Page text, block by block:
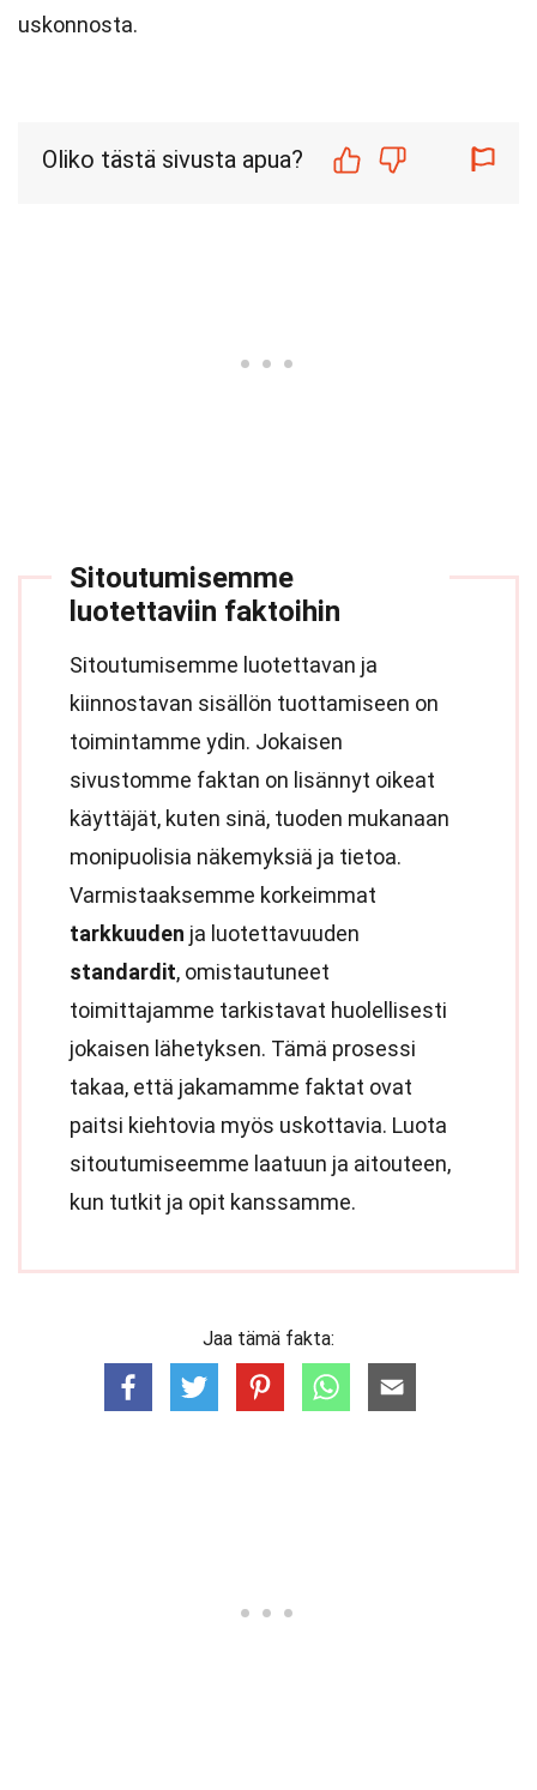
uskonnosta.
Oliko tästä sivusta apua?
Sitoutumisemme
luotettaviin faktoihin
Sitoutumisemme luotettavan ja
kiinnostavan sisällön tuottamiseen on
toimintamme ydin. Jokaisen
sivustomme faktan on lisännyt oikeat
käyttäjät, kuten sinä, tuoden mukanaan
monipuolisia näkemyksiä ja tietoa.
Varmistaaksemme korkeimmat
tarkkuuden ja luotettavuuden
standardit, omistautuneet
toimittajamme tarkistavat huolellisesti
jokaisen lähetyksen. Tämä prosessi
takaa, että jakamamme faktat ovat
paitsi kiehtovia myös uskottavia. Luota
sitoutumiseemme laatuun ja aitouteen,
kun tutkit ja opit kanssamme.
Jaa tämä fakta: